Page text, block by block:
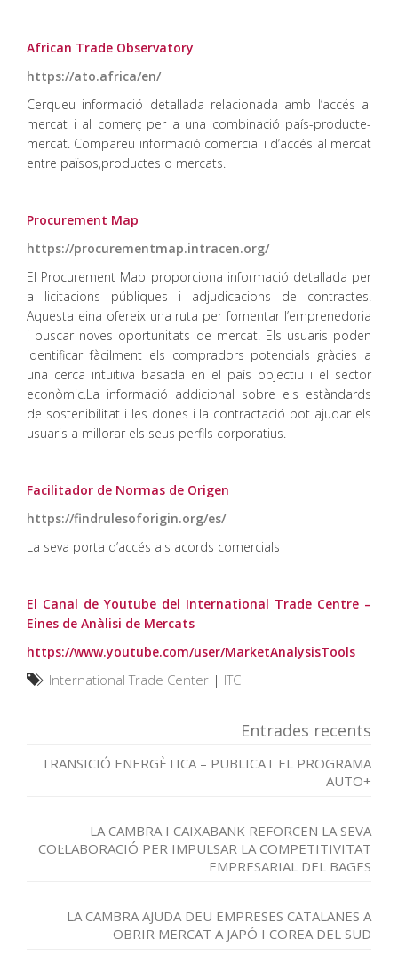
African Trade Observatory
https://ato.africa/en/
Cerqueu informació detallada relacionada amb l’accés al
mercat i al comerç per a una combinació país-producte-
mercat. Compareu informació comercial i d’accés al mercat
entre països,productes o mercats.
Procurement Map
https://procurementmap.intracen.org/
El Procurement Map proporciona informació detallada per
a licitacions públiques i adjudicacions de contractes.
Aquesta eina ofereix una ruta per fomentar l’emprenedoria
i buscar noves oportunitats de mercat. Els usuaris poden
identificar fàcilment els compradors potencials gràcies a
una cerca intuïtiva basada en el país objectiu i el sector
econòmic.La informació addicional sobre els estàndards
de sostenibilitat i les dones i la contractació pot ajudar els
usuaris a millorar els seus perfils corporatius.
Facilitador de Normas de Origen
https://findrulesoforigin.org/es/
La seva porta d’accés als acords comercials
El Canal de Youtube del International Trade Centre –
Eines de Anàlisi de Mercats
https://www.youtube.com/user/MarketAnalysisTools
International Trade Center | ITC
Entrades recents
TRANSICIÓ ENERGÈTICA – PUBLICAT EL PROGRAMA
AUTO+
LA CAMBRA I CAIXABANK REFORCEN LA SEVA
COL·LABORACIÓ PER IMPULSAR LA COMPETITIVITAT
EMPRESARIAL DEL BAGES
LA CAMBRA AJUDA DEU EMPRESES CATALANES A
OBRIR MERCAT A JAPÓ I COREA DEL SUD